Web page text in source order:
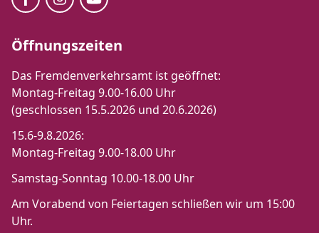
Öffnungszeiten
Das Fremdenverkehrsamt ist geöffnet:
Montag-Freitag 9.00-16.00 Uhr
(geschlossen 15.5.2026 und 20.6.2026)
15.6-9.8.2026:
Montag-Freitag 9.00-18.00 Uhr
Samstag-Sonntag 10.00-18.00 Uhr
Am Vorabend von Feiertagen schließen wir um 15:00
Uhr.